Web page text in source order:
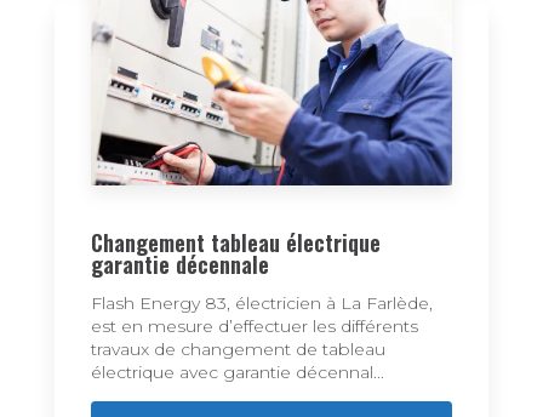
Changement tableau électrique
garantie décennale
Flash Energy 83, électricien à La Farlède,
est en mesure d’effectuer les différents
travaux de changement de tableau
électrique avec garantie décennal...